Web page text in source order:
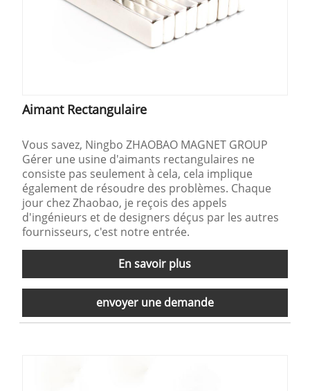
Aimant Rectangulaire
Vous savez, Ningbo ZHAOBAO MAGNET GROUP
Gérer une usine d'aimants rectangulaires ne
consiste pas seulement à cela, cela implique
également de résoudre des problèmes. Chaque
jour chez Zhaobao, je reçois des appels
d'ingénieurs et de designers déçus par les autres
fournisseurs, c'est notre entrée.
En savoir plus
envoyer une demande